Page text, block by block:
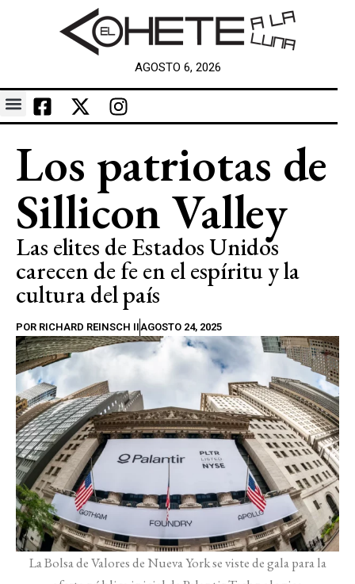
AGOSTO 6, 2026
Los patriotas de
Sillicon Valley
Las elites de Estados Unidos
carecen de fe en el espíritu y la
cultura del país
POR RICHARD REINSCH IIAGOSTO 24, 2025
La Bolsa de Valores de Nueva York se viste de gala para la